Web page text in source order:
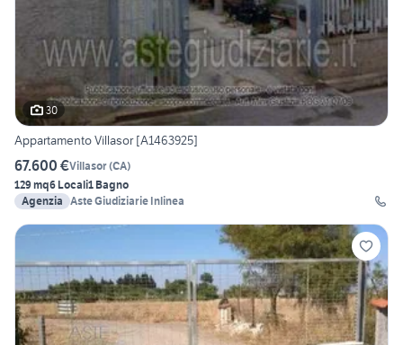
30
Appartamento Villasor [A1463925]
67.600 €Villasor(CA)
129 mq6 Locali1 Bagno
Agenzia Aste Giudiziarie Inlinea